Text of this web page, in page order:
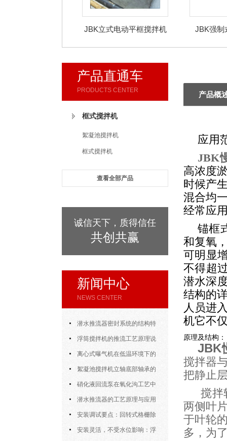
JBK立式电动平框搅拌机 JBK强制
产品直通车
PRODUCTS CENTER
框式搅拌机
絮凝池搅拌机
框式搅拌机
查看全部产品
诚信天下，质得信任
共创共赢
新闻中心
NEWS CENTER
潜水推流器密封系统的结构特
点与渗漏故障处理
浮筒搅拌机的推流工艺原理说
明 离心式曝气机在低温环境下的
运行特性与防冻措施
絮凝池搅拌机立轴底部轴承的
密封防水与免维护设计
硝化液回流泵在氧化沟工艺中
的布置位置对回流效果的影响
潜水推流器的工艺原理与应用
逻辑安装调试要点：回转式格栅除
污机的土建配合要求与水平度校准
安装灵活，不受水位影响：浮
产品概
应用
JBK
高浓度
时候产
混合均
经常应
锚框
和复氧
可明显
不得超
潜水深
结构的
人员进
机它不
原理及结构：
JBK
搅拌器
把静止
搅拌
两侧叶
于叶轮
多，为